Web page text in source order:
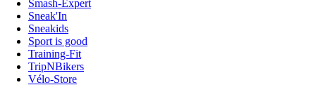
Smash-Expert
Sneak'In
Sneakids
Sport is good
Training-Fit
TripNBikers
Vélo-Store